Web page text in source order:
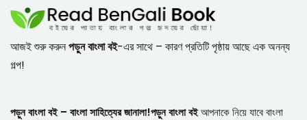
আজই শুরু করুনপড়ুন বাংলা বই-এর সাথে – কারণ প্রতিটি পৃষ্ঠায় আছে এক অনন্য
গল্প!
পড়ুন বাংলা বই – বাংলা সাহিত্যের জানালা!পড়ুন বাংলা বইআপনাকে নিয়ে যাবে বাংলা